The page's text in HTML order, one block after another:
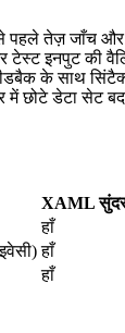
पहले तेज़ जाँच और
टेस्ट इनपुट की
फीडबैक के साथ
में छोटे डेटा सेट
XAML
हाँ
हाँ
हाँ